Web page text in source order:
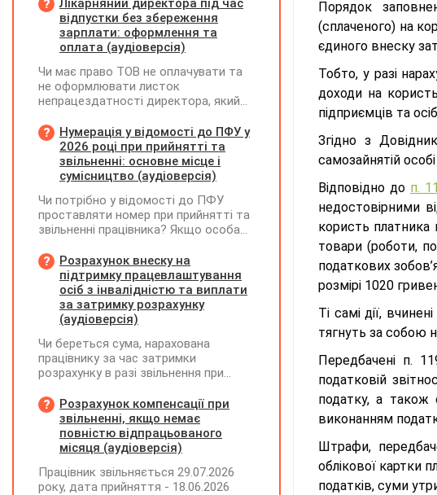
Порядок
(сплаченого) на
єдиного внеску
Тобто, у разі
доходи на
підприємців та
Згідно з
самозайнятій
Відповідно до п.
недостовірними
користь платника
товари (роботи,
податкових
розмірі 1020
Ті самі дії,
тягнуть за собою
Передбачені п.
податковій
податку, а також
виконанням
Штрафи,
облікової картки
податків, суми
законодавством, Додаток Д1/
Додаток ФІЗ-Д1 за відповідний
період не подається
Лікарняний директора під час
відпустки без збереження
зарплати: оформлення та
оплата (аудіоверсія)
Чи має право ТОВ не оплачувати та
не оформлювати листок
непрацездатності директора, який
збереження заробітної плати під час
призупинення діяльності
підприємства?
Нумерація у відомості до ПФУ у
2026 році при прийнятті та
звільненні: основне місце і
сумісництво (аудіоверсія)
Чи потрібно у відомості до ПФУ
проставляти номер при прийнятті та
звільненні працівника? Якщо особа
місцем роботи та за сумісництвом,
чи рахується це як два роботодавці?
Розрахунок внеску на
підтримку працевлаштування
осіб з інвалідністю та виплати
за затримку розрахунку
(аудіоверсія)
Чи береться сума, нарахована
працівнику за час затримки
розрахунку в разі звільнення при
заробітної плати (винагороди), для
розрахунку внеску на підтримку
працевлаштування осіб з
інвалідністю?
Розрахунок компенсації при
звільненні, якщо немає
повністю відпрацьованого
місяця (аудіоверсія)
Працівник звільняється 29.07.2026
року, дата прийняття - 18.06.2026